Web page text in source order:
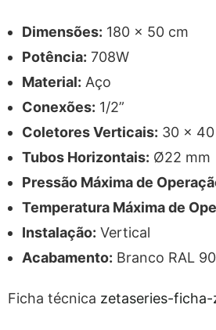
Dimensões: 180 x 50 cm
Potência: 708W
Material: Aço
Conexões: 1/2”
Coletores Verticais: 30 x
Tubos Horizontais: Ø22 mm
Pressão Máxima de
Temperatura Máxima de
Instalação: Vertical
Acabamento: Branco RAL
Ficha técnica zetaseries-